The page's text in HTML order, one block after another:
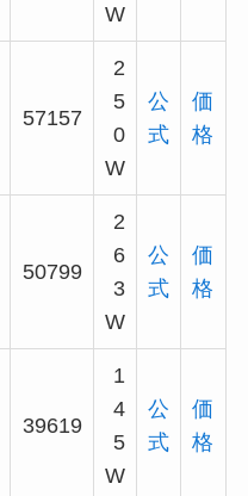
W
57157
2
5
0
W
公
式
価
格
50799
2
6
3
W
公
式
価
格
39619
1
4
5
W
公
式
価
格